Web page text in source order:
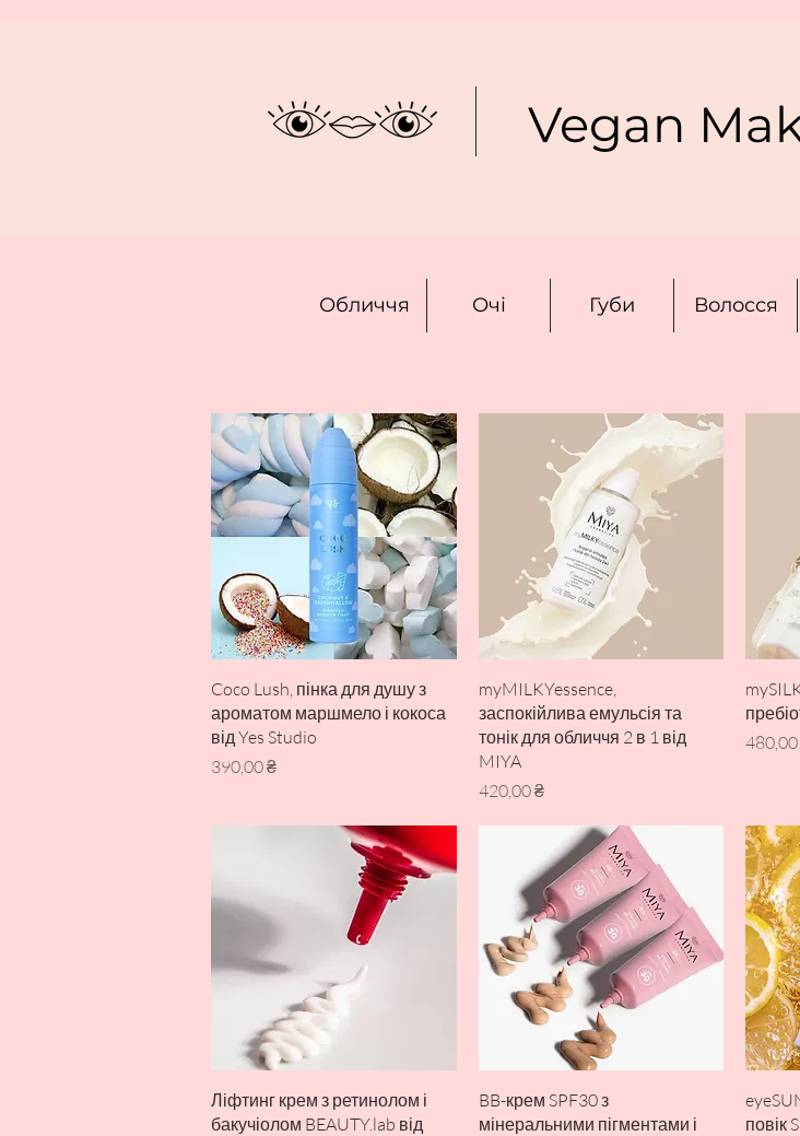
Vegan
Обличчя Очі Губи Волосся
Швидкий перегляд
Coco Lush, пінка для душу з
ароматом маршмело і кокоса
від Yes Studio
Ціна
390,00 ₴
Швидкий перегляд
myMILKYessence,
заспокійлива емульсія та
тонік для обличчя 2 в 1 від
MIYA
Ціна
420,00 ₴
Ціна
Швидкий перегляд
Ліфтинг крем з ретинолом і
бакучіолом BEAUTY.lab від
Швидкий перегляд
BB-крем SPF30 з
мінеральними пігментами і
повік